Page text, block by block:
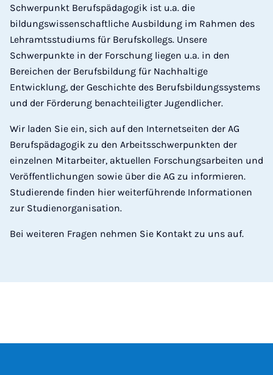
Schwerpunkt Berufspädagogik ist u.a. die
bildungswissenschaftliche Ausbildung im Rahmen des
Lehramtsstudiums für Berufskollegs. Unsere
Schwerpunkte in der Forschung liegen u.a. in den
Bereichen der Berufsbildung für Nachhaltige
Entwicklung, der Geschichte des Berufsbildungssystems
und der Förderung benachteiligter Jugendlicher.
Wir laden Sie ein, sich auf den Internetseiten der AG
Berufspädagogik zu den Arbeitsschwerpunkten der
einzelnen Mitarbeiter, aktuellen Forschungsarbeiten und
Veröffentlichungen sowie über die AG zu informieren.
Studierende finden hier weiterführende Informationen
zur Studienorganisation.
Bei weiteren Fragen nehmen Sie Kontakt zu uns auf.